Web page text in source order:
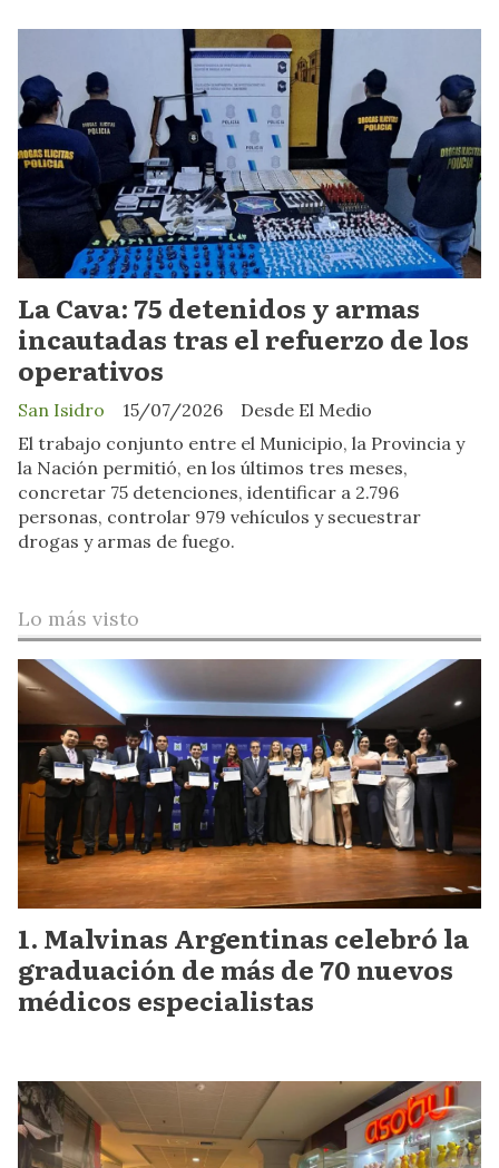
La Cava: 75 detenidos y armas
incautadas tras el refuerzo de los
operativos
Desde El Medio
San Isidro
15/07/2026
El trabajo conjunto entre el Municipio, la Provincia y
la Nación permitió, en los últimos tres meses,
concretar 75 detenciones, identificar a 2.796
personas, controlar 979 vehículos y secuestrar
drogas y armas de fuego.
Lo más visto
Malvinas Argentinas celebró la
graduación de más de 70 nuevos
médicos especialistas